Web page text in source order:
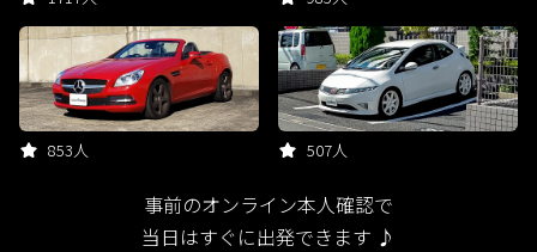
853人 507人
事前のオンライン本人確認で
当日はすぐに出発できます ♪